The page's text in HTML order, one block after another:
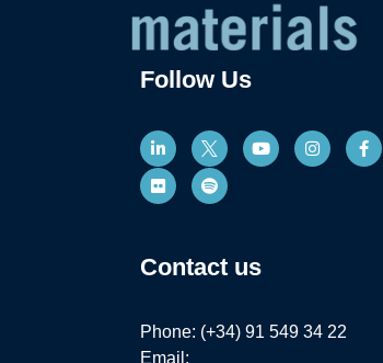
Follow Us
Contact us
Phone: (+34) 91 549 34 22
Email: